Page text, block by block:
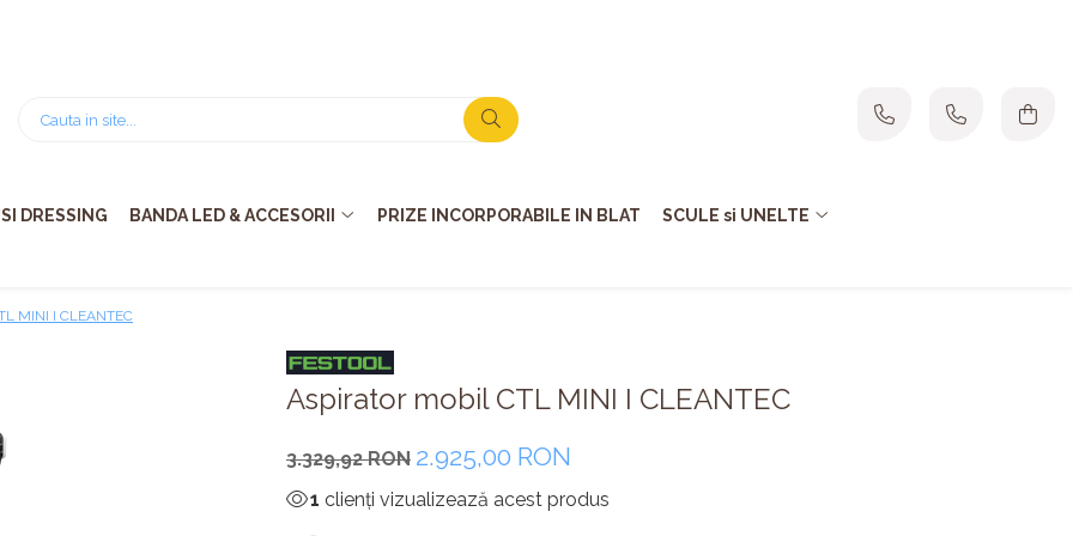
DRESSING BANDA LED & ACCESORII PRIZE INCORPORABILE IN BLAT SCULE si UNELTE
MINI I CLEANTEC
Aspirator mobil CTL MINI I CLEANTEC
3.329,92 RON 2.925,00 RON
1 clienți vizualizează acest produs